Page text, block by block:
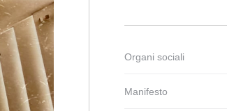
Organi sociali
Manifesto